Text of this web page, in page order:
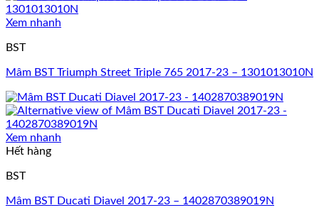
Xem nhanh
BST
Mâm BST Triumph Street Triple 765 2017-23 – 1301013010N
Xem nhanh
Hết hàng
BST
Mâm BST Ducati Diavel 2017-23 – 1402870389019N